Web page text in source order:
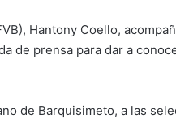
Hantony Coello,
de prensa para dar a
de Barquisimeto, a las